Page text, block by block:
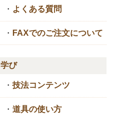
・ よくある質問
・ FAXでのご注文について
学び
・ 技法コンテンツ
・ 道具の使い方